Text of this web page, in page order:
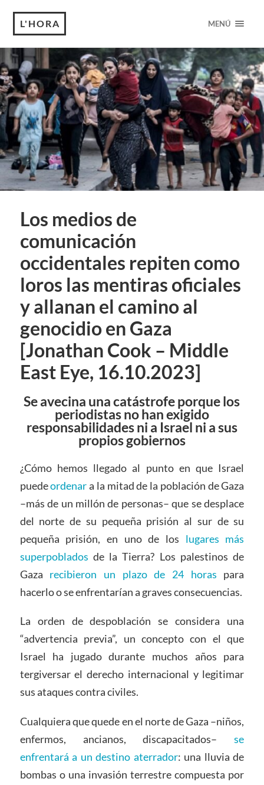
L'HORA MENÚ
Los medios de
comunicación
occidentales repiten como
loros las mentiras oficiales
y allanan el camino al
genocidio en Gaza
[Jonathan Cook – Middle
East Eye, 16.10.2023]
Se avecina una catástrofe porque los
periodistas no han exigido
responsabilidades ni a Israel ni a sus
propios gobiernos
¿Cómo hemos llegado al punto en que Israel
puedeordenara la mitad de la población de Gaza
–más de un millón de personas– que se desplace
del norte de su pequeña prisión al sur de su
pequeña prisión, en uno de los lugares más
superpoblados de la Tierra? Los palestinos de
Gaza recibieron un plazo de 24 horas para
hacerlo o se enfrentarían a graves consecuencias.
La orden de despoblación se considera una
“advertencia previa”, un concepto con el que
Israel ha jugado durante muchos años para
tergiversar el derecho internacional y legitimar
sus ataques contra civiles.
Cualquiera que quede en el norte de Gaza –niños,
enfermos, ancianos, discapacitados–se
enfrentará a un destino aterrador: una lluvia de
bombas o una invasión terrestre compuesta por